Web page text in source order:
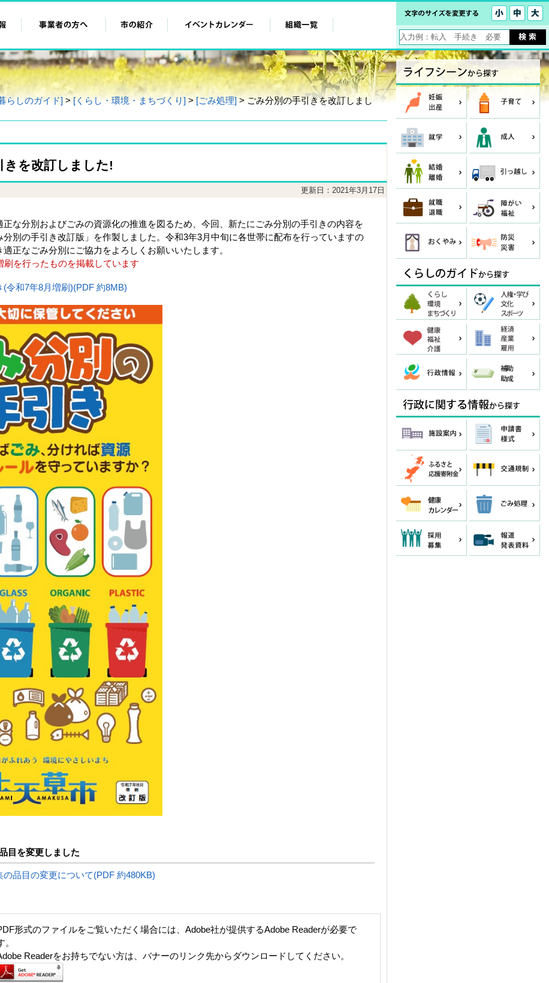
らしのガイド] >[くらし・環境・まちづくり]>[ごみ処理]> ごみ分別の手引きを改訂しまし
きを改訂しました!
更新日：2021年3月17日
な分別およびごみの資源化の推進を図るため、今回、新たにごみ分別の手引きの内容を
分別の手引き改訂版」を作製しました。令和3年3月中旬に各世帯に配布を行っていますの
正なごみ分別にご協力をよろしくお願いいたします。
を行ったものを掲載しています
(令和7年8月増刷)(PDF 約8MB)
目を変更しました
の品目の変更について(PDF 約480KB)
形式のファイルをご覧いただく場合には、Adobe社が提供するAdobe Readerが必要で
。
Readerをお持ちでない方は、バナーのリンク先からダウンロードしてください。